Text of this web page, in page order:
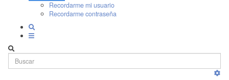
Recordarme mi usuario
Recordarme contraseña